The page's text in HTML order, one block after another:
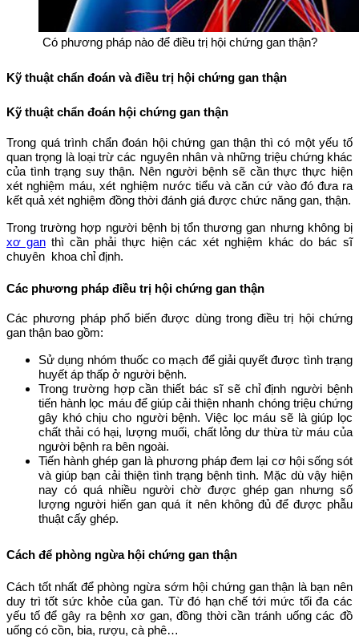
Có phương pháp nào để điều trị hội chứng gan thận?
Kỹ thuật chẩn đoán và điều trị hội chứng gan thận
Kỹ thuật chẩn đoán hội chứng gan thận
Trong quá trình chẩn đoán hội chứng gan thận thì có một yếu tố
quan trọng là loại trừ các nguyên nhân và những triệu chứng khác
của tình trạng suy thận. Nên người bệnh sẽ cần thực thực hiện
xét nghiệm máu, xét nghiệm nước tiểu và căn cứ vào đó đưa ra
kết quả xét nghiệm đồng thời đánh giá được chức năng gan, thận.
Trong trường hợp người bệnh bị tổn thương gan nhưng không bị
xơ ganthì cần phải thực hiện các xét nghiệm khác do bác sĩ
chuyên khoa chỉ định.
Các phương pháp điều trị hội chứng gan thận
Các phương pháp phổ biến được dùng trong điều trị hội chứng
gan thận bao gồm:
Sử dụng nhóm thuốc co mạch để giải quyết được tình trạng
huyết áp thấp ở người bệnh.
Trong trường hợp cần thiết bác sĩ sẽ chỉ định người bệnh
tiến hành lọc máu để giúp cải thiện nhanh chóng triệu chứng
gây khó chịu cho người bệnh. Việc lọc máu sẽ là giúp lọc
chất thải có hại, lượng muối, chất lỏng dư thừa từ máu của
người bệnh ra bên ngoài.
Tiến hành ghép gan là phương pháp đem lại cơ hội sống sót
và giúp bạn cải thiện tình trạng bệnh tình. Mặc dù vậy hiện
nay có quá nhiều người chờ được ghép gan nhưng số
lượng người hiến gan quá ít nên không đủ để được phẫu
thuật cấy ghép.
Cách để phòng ngừa hội chứng gan thận
Cách tốt nhất để phòng ngừa sớm hội chứng gan thận là bạn nên
duy trì tốt sức khỏe của gan. Từ đó hạn chế tới mức tối đa các
yếu tố để gây ra bệnh xơ gan, đồng thời cần tránh uống các đồ
uống có cồn, bia, rượu, cà phê…